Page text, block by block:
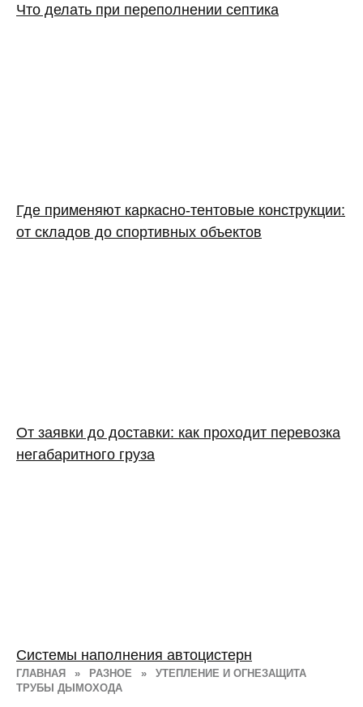
ГЛАВНАЯ » РАЗНОЕ »
УТЕПЛЕНИЕ И ОГНЕЗАЩИТА
ТРУБЫ ДЫМОХОДА
Что делать при переполнении септика
Где применяют каркасно‑тентовые конструкции:
от складов до спортивных объектов
От заявки до доставки: как проходит перевозка
негабаритного груза
Системы наполнения автоцистерн